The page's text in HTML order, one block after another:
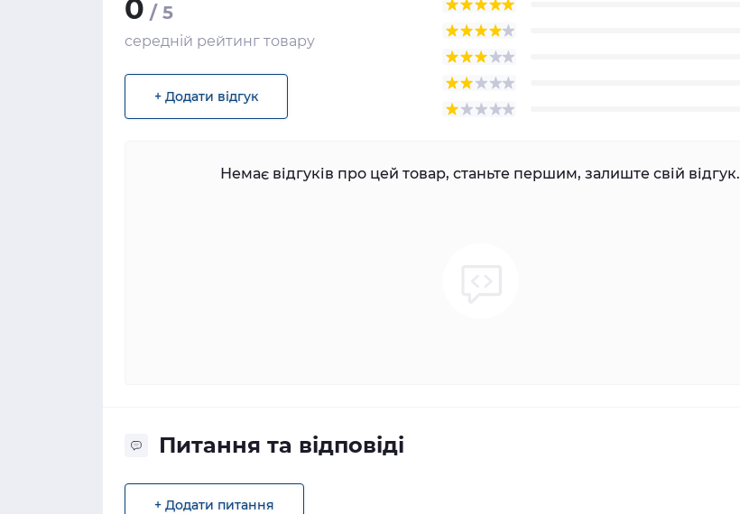
0 / 5
середній рейтинг товару
+ Додати відгук
Немає відгуків про цей товар, станьте першим, залиште свій відгук.
Питання та відповіді
+ Додати питання